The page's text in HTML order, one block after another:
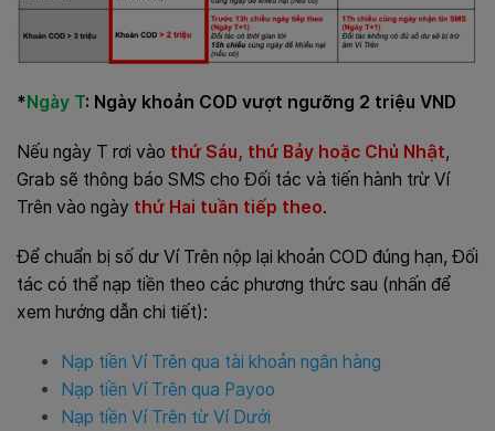
* Ngày T: Ngày khoản COD vượt ngưỡng 2 triệu VND
Nếu ngày T rơi vào thứ Sáu, thứ Bảy hoặc Chủ Nhật,
Grab sẽ thông báo SMS cho Đối tác và tiến hành trừ Ví
Trên vào ngày thứ Hai tuần tiếp theo.
Để chuẩn bị số dư Ví Trên nộp lại khoản COD đúng hạn, Đối
tác có thể nạp tiền theo các phương thức sau (nhấn để
xem hướng dẫn chi tiết):
Nạp tiền Ví Trên qua tài khoản ngân hàng
Nạp tiền Ví Trên qua Payoo
Nạp tiền Ví Trên từ Ví Dưới